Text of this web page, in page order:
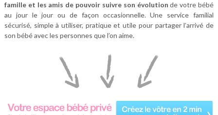
famille et les amis de pouvoir suivre son évolution de votre bébé
au jour le jour ou de façon occasionnelle. Une service familial
sécurisé, simple à utiliser, pratique et utile pour partager l’arrivé de
son bébé avec les personnes que l’on aime.